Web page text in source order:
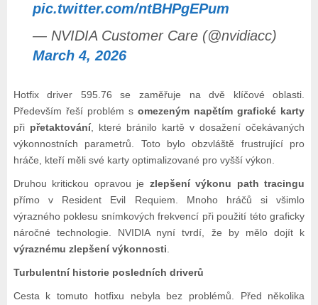
pic.twitter.com/ntBHPgEPum
— NVIDIA Customer Care (@nvidiacc)
March 4, 2026
Hotfix driver 595.76 se zaměřuje na dvě klíčové oblasti.
Především řeší problém somezeným napětím grafické karty
při přetaktování, které bránilo kartě v dosažení očekávaných
výkonnostních parametrů. Toto bylo obzvláště frustrující pro
hráče, kteří měli své karty optimalizované pro vyšší výkon.
Druhou kritickou opravou je zlepšení výkonu path tracingu
přímo v Resident Evil Requiem. Mnoho hráčů si všimlo
výrazného poklesu snímkových frekvencí při použití této graficky
náročné technologie. NVIDIA nyní tvrdí, že by mělo dojít k
výraznému zlepšení výkonnosti.
Turbulentní historie posledních driverů
Cesta k tomuto hotfixu nebyla bez problémů. Před několika